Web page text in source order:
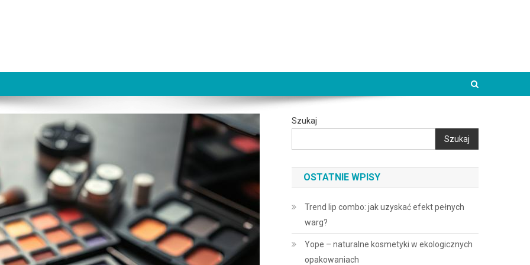
Szukaj
Szukaj
OSTATNIE WPISY
Trend lip combo: jak uzyskać efekt pełnych
warg?
Yope – naturalne kosmetyki w ekologicznych
opakowaniach